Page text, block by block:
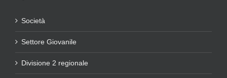
Società
Settore Giovanile
Divisione 2 regionale